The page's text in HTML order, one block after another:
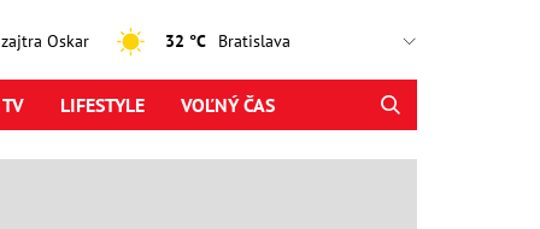
Oskar 32 °C
LIFESTYLE VOĽNÝ ČAS